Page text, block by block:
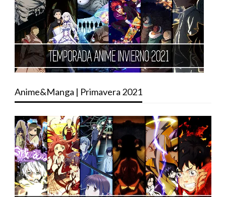
Anime&Manga | Primavera 2021